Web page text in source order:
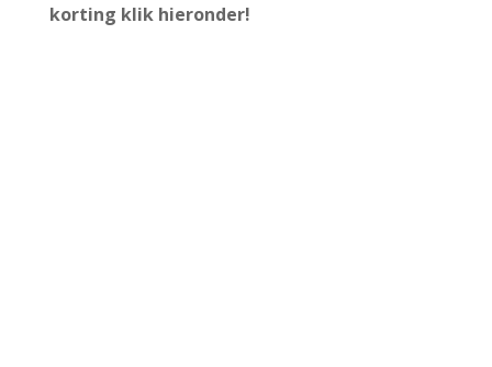
korting klik hieronder!